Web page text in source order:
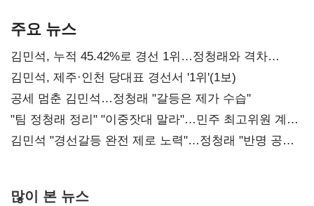
주요 뉴스
김민석, 누적 45.42%로 경선 1위…정청래와 격차
0.86%p(2보)
김민석, 제주·인천 당대표 경선서 '1위'(1보)
공세 멈춘 김민석…정청래 "갈등은 제가 수습"
"팀 정청래 정리" "이중잣대 말라"…민주 최고위원 계파
다툼 격화
김민석 "경선갈등 완전 제로 노력"…정청래 "반명 공세
많이 본 뉴스